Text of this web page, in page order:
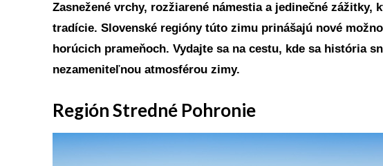
Zasnežené vrchy, rozžiarené námestia a jedinečné
tradície. Slovenské regióny túto zimu prinášajú nové
horúcich prameňoch. Vydajte sa na cestu, kde sa história
nezameniteľnou atmosférou zimy.
Región Stredné Pohronie